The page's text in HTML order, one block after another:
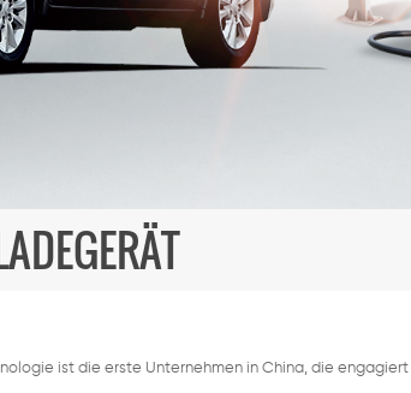
ist die erste Unternehmen in China, die